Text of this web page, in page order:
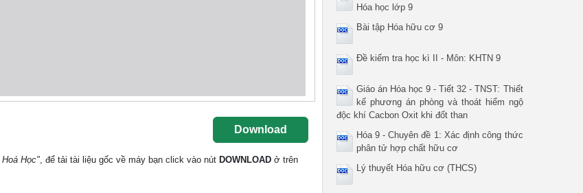
Download
Học", để tải tài liệu gốc về máy bạn click vào nút DOWNLOAD ở trên
Hóa học lớp 9
Bài tập Hóa hữu cơ 9
Đề kiểm tra học kì II - Môn: KHTN 9
Giáo án Hóa học 9 - Tiết 32 - TNST: Thiết
kế phương án phòng và thoát hiểm ngộ
độc khí Cacbon Oxit khi đốt than
Hóa 9 - Chuyên đề 1: Xác định công thức
phân tử hợp chất hữu cơ
Lý thuyết Hóa hữu cơ (THCS)